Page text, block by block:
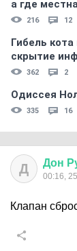
а где
216 12
Гибель
скрытиe
362 2
Одиссея
335 16
Д Дон
00:16,
Клапан